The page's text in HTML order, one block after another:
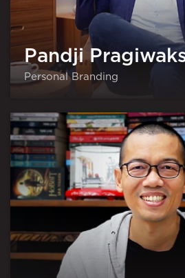
Pandji
Personal Branding